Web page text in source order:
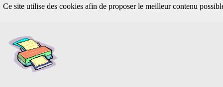
Ce site utilise des cookies afin de proposer le meilleur contenu